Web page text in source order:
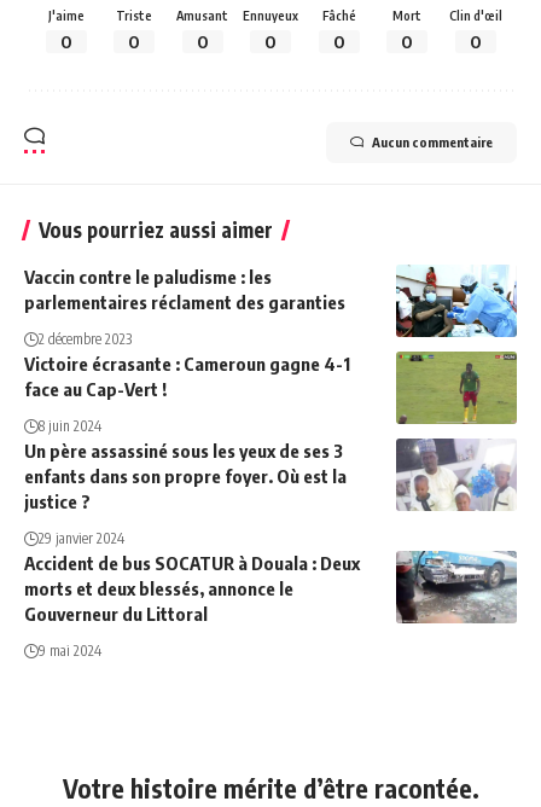
J'aime
0
Triste
0
Amusant
0
Ennuyeux
0
Fâché
0
Mort
0
Clin d'œil
0
Aucun commentaire
Vous pourriez aussi aimer
Vaccin contre le paludisme : les
parlementaires réclament des garanties
2 décembre 2023
Victoire écrasante : Cameroun gagne 4-1
face au Cap-Vert !
8 juin 2024
Un père assassiné sous les yeux de ses 3
enfants dans son propre foyer. Où est la
justice ?
29 janvier 2024
Accident de bus SOCATUR à Douala : Deux
morts et deux blessés, annonce le
Gouverneur du Littoral
9 mai 2024
Votre histoire mérite d’être racontée.